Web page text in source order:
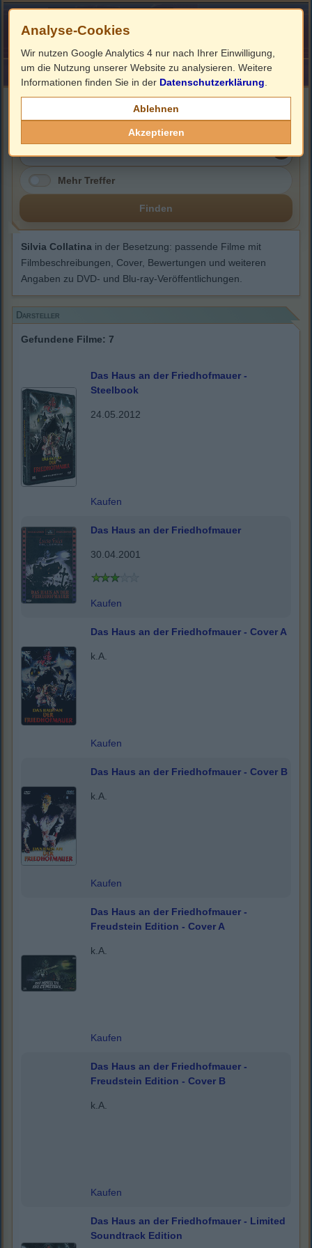
HOME ImpressumLinks
Silvia Collatina
Mehr Treffer
Finden
Silvia Collatina in der Besetzung: passende Filme mit
Filmbeschreibungen, Cover, Bewertungen und weiteren
Angaben zu DVD- und Blu-ray-Veröffentlichungen.
Darsteller
Gefundene Filme: 7
Das Haus an der Friedhofmauer -
Steelbook
24.05.2012
Kaufen
Das Haus an der Friedhofmauer
30.04.2001
Kaufen
Das Haus an der Friedhofmauer - Cover A
k.A.
Kaufen
Das Haus an der Friedhofmauer - Cover B
k.A.
Kaufen
Das Haus an der Friedhofmauer -
Freudstein Edition - Cover A
k.A.
Kaufen
Das Haus an der Friedhofmauer -
Freudstein Edition - Cover B
k.A.
Kaufen
Das Haus an der Friedhofmauer - Limited
Soundtrack Edition
Analyse-Cookies
Wir nutzen Google Analytics 4 nur nach Ihrer Einwilligung,
um die Nutzung unserer Website zu analysieren. Weitere
Informationen finden Sie in der Datenschutzerklärung
Ablehnen
Akzeptieren